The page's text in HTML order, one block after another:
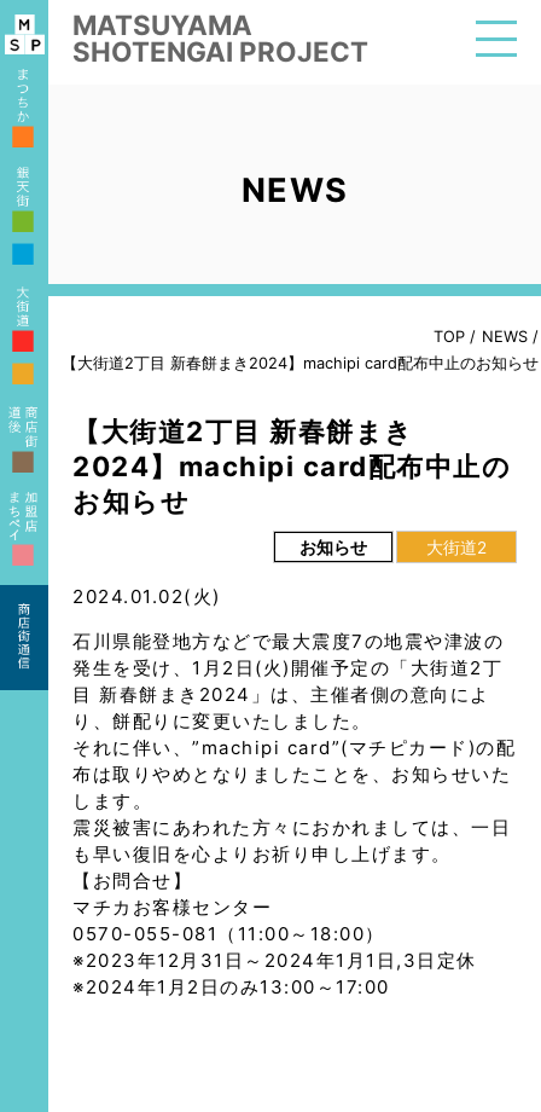
MATSUYAMA
SHOTENGAI PROJECT
■
■
■
■
■
■
■
NEWS
TOP / NEWS /
【大街道2丁目 新春餅まき2024】machipi card配布中止のお知らせ
【大街道2丁目 新春餅まき
2024】machipi card配布中止の
お知らせ
お知らせ 大街道2
2024.01.02(火)
石川県能登地方などで最大震度7の地震や津波の
発生を受け、1月2日(火)開催予定の「大街道2丁
目 新春餅まき2024」は、主催者側の意向によ
り、餅配りに変更いたしました。
それに伴い、”machipi card”(マチピカード)の配
布は取りやめとなりましたことを、お知らせいた
します。
震災被害にあわれた方々におかれましては、一日
も早い復旧を心よりお祈り申し上げます。
【お問合せ】
マチカお客様センター
0570-055-081（11:00～18:00）
※2023年12月31日～2024年1月1日,3日定休
※2024年1月2日のみ13:00～17:00